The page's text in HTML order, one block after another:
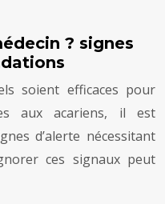
? signes
soient efficaces pour
aux acariens, il est
d’alerte nécessitant
ces signaux peut